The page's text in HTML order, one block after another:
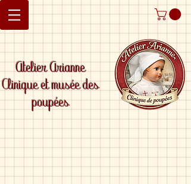
Atelier Arianne
Clinique et musée des
poupées